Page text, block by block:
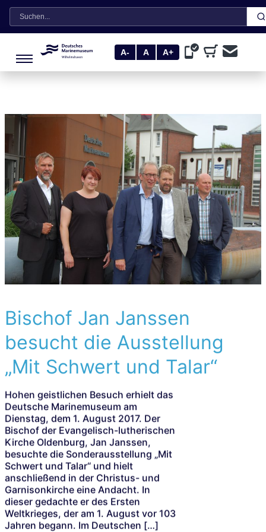
Suche
A- A A+
Bischof Jan Janssen
besucht die Ausstellung
„Mit Schwert und Talar“
Hohen geistlichen Besuch erhielt das
Deutsche Marinemuseum am
Dienstag, dem 1. August 2017. Der
Bischof der Evangelisch-lutherischen
Kirche Oldenburg, Jan Janssen,
besuchte die Sonderausstellung „Mit
Schwert und Talar“ und hielt
anschließend in der Christus- und
Garnisonkirche eine Andacht. In
dieser gedachte er des Ersten
Weltkrieges, der am 1. August vor 103
Jahren begann. Im Deutschen […]